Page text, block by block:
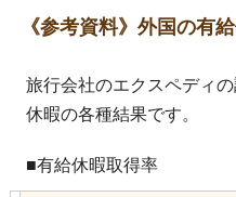
《参考資料》外国の有
旅行会社のエクスペディ
休暇の各種結果です。
■有給休暇取得率